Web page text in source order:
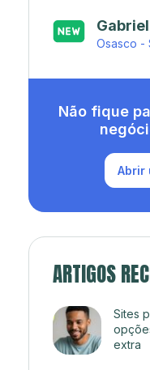
Japa’s
Rio de
Não fique
Abrir
ARTIGOS
Sites
extra